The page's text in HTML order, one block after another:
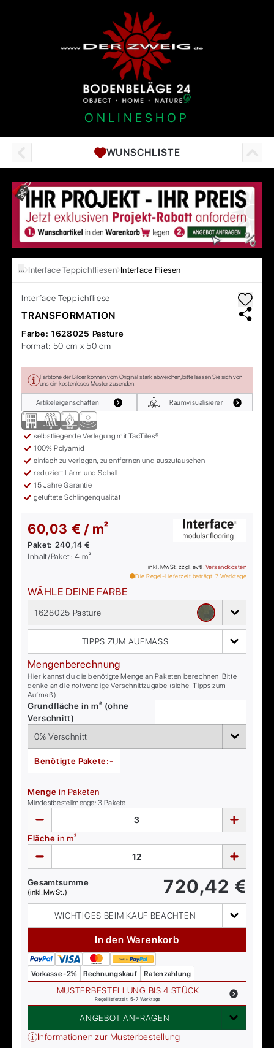
ONLINESHOP
WUNSCHLISTE
… Interface Teppichfliesen Interface Fliesen
Interface Teppichfliese
TRANSFORMATION
Farbe: 1628025 Pasture
Format: 50 cm x 50 cm
Farbtöne der Bilder können vom Original stark abweichen, bitte lassen Sie sich von
uns ein kostenloses Muster zusenden.
Artikeleigenschaften Raumvisualisierer
selbstliegende Verlegung mit TacTiles®
100% Polyamid
einfach zu verlegen, zu entfernen und auszutauschen
reduziert Lärm und Schall
15 Jahre Garantie
getuftete Schlingenqualität
60,03 € / m²
Paket: 240,14 €
Inhalt/Paket:4 m²
inkl. MwSt. zzgl. evtl. Versandkosten
Die Regel-Lieferzeit beträgt: 7 Werktage
WÄHLE DEINE FARBE
1628025 Pasture
TIPPS ZUM AUFMASS
Mengenberechnung
Hier kannst du die benötigte Menge an Paketen berechnen. Bitte
denke an die notwendige Verschnittzugabe (siehe: Tipps zum
Aufmaß).
Grundfläche in m² (ohne
Verschnitt)
Benötigte Pakete:-
Menge in Paketen
Mindestbestellmenge:3 Pakete
Fläche in m²
Gesamtsumme
(inkl. MwSt.) 720,42 €
WICHTIGES BEIM KAUF BEACHTEN
In den Warenkorb
Vorkasse -2% Rechnungskauf Ratenzahlung
MUSTERBESTELLUNG BIS 4 STÜCK
Regellieferzeit: 5-7 Werktage
ANGEBOT ANFRAGEN
Informationen zur Musterbestellung